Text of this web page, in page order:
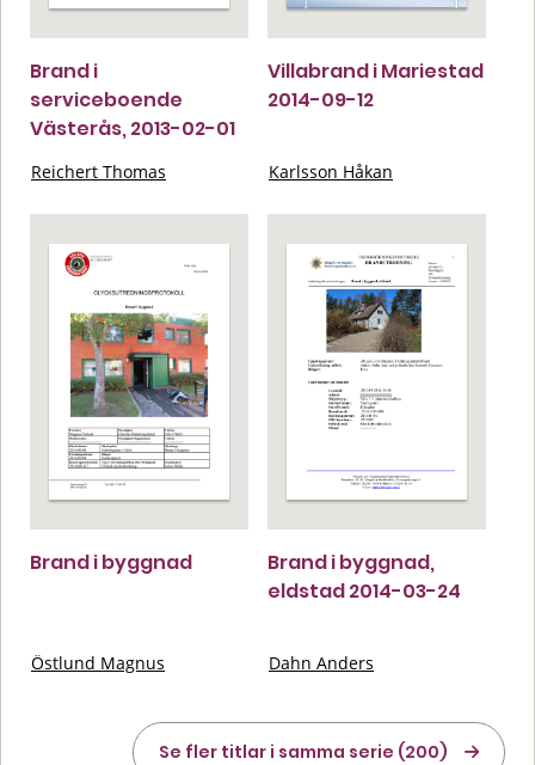
Brand i
serviceboende
Västerås, 2013-02-01
Reichert Thomas
Villabrand i Mariestad
2014-09-12
Karlsson Håkan
Brand i byggnad
Östlund Magnus
Brand i byggnad,
eldstad 2014-03-24
Dahn Anders
Se fler titlar i samma serie (200)